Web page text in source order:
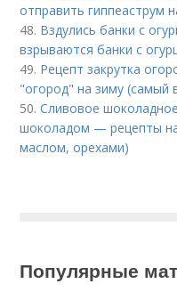
отправить гиппеаструм
48. Вздулись банки с
взрываются банки с
49. Рецепт закрутка
"огород" на зиму (самый
50.Сливовое
шоколадом — рецепты
маслом, орехами)
Популярные